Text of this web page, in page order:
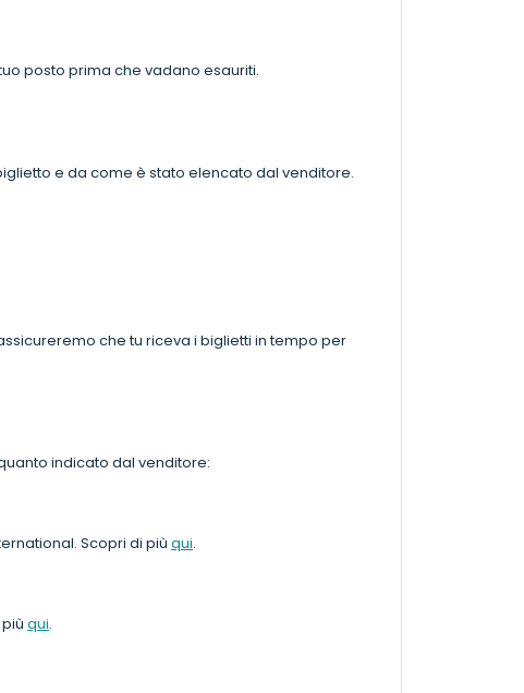
posto prima che vadano esauriti.
e da come è stato elencato dal venditore.
che tu riceva i biglietti in tempo per
indicato dal venditore:
Scopri di piùqui.
piùqui.